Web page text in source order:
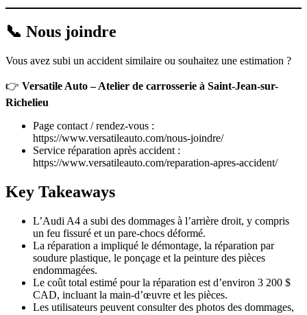
📞 Nous joindre
Vous avez subi un accident similaire ou souhaitez une estimation ?
👉 Versatile Auto – Atelier de carrosserie à Saint-Jean-sur-
Richelieu
Page contact / rendez-vous :
https://www.versatileauto.com/nous-joindre/
Service réparation après accident :
https://www.versatileauto.com/reparation-apres-accident/
Key Takeaways
L’Audi A4 a subi des dommages à l’arrière droit, y compris
un feu fissuré et un pare-chocs déformé.
La réparation a impliqué le démontage, la réparation par
soudure plastique, le ponçage et la peinture des pièces
endommagées.
Le coût total estimé pour la réparation est d’environ 3 200 $
CAD, incluant la main-d’œuvre et les pièces.
Les utilisateurs peuvent consulter des photos des dommages,